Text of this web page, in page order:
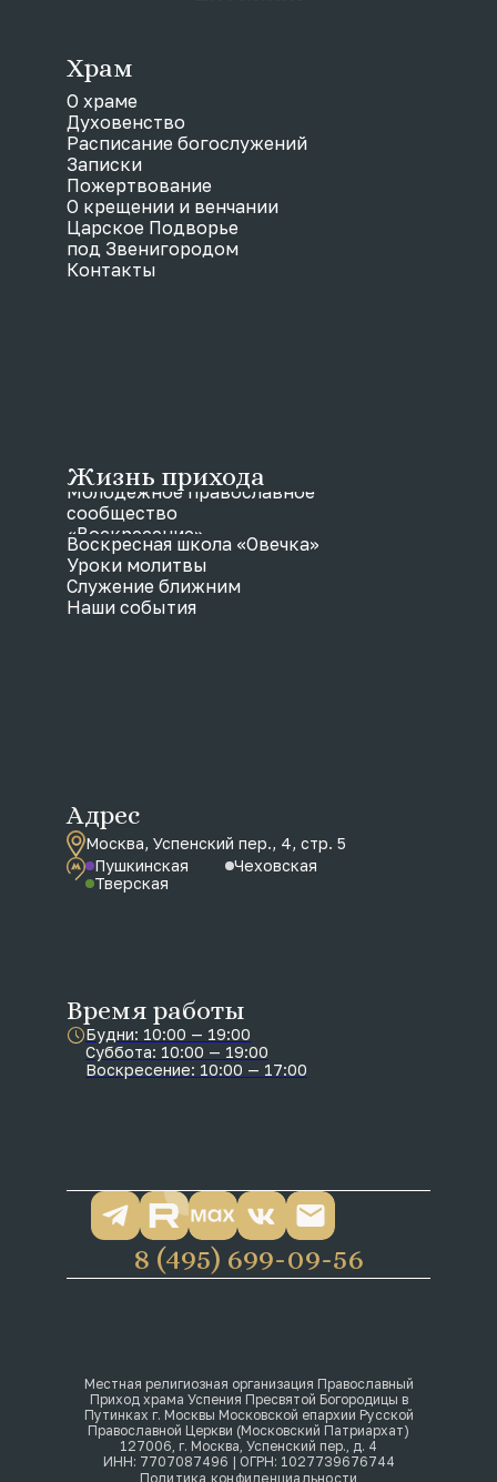
Местная религиозная организация Православный
Приход храма Успения Пресвятой Богородицы в
Путинках г. Москвы Московской епархии Русской
Православной Церкви (Московский Патриархат)
127006, г. Москва, Успенский пер., д. 4
ИНН: 7707087496 | ОГРН: 1027739676744
Политика конфиденциальности
8 (495) 699-09-56
Адрес
Москва, Успенский пер., 4, стр. 5
Пушкинская
Чеховская
Тверская
Время работы
Будни: 10:00 — 19:00
Суббота: 10:00 — 19:00
Воскресение: 10:00 — 17:00
Храм
О храме
Духовенство
Расписание богослужений
Записки
Пожертвование
О крещении и венчании
Царское Подворье
под Звенигородом
Контакты
Жизнь прихода
Молодежное православное
сообщество
«Воскресение»
Воскресная школа «Овечка»
Уроки молитвы
Служение ближним
Наши события